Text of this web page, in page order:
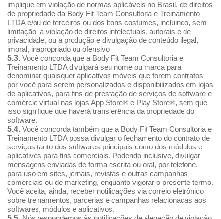
implique em violação de normas aplicáveis no Brasil, de direitos
de propriedade da Body Fit Team Consultoria e Treinamento
LTDA e/ou de terceiros ou dos bons costumes, incluindo, sem
limitação, a violação de direitos intelectuais, autorais e de
privacidade, ou a produção e divulgação de conteúdo ilegal,
imoral, inapropriado ou ofensivo
5.3. Você concorda que a Body Fit Team Consultoria e
Treinamento LTDA divulgará seu nome ou marca para
denominar quaisquer aplicativos móveis que forem contratos
por você para serem personalizados e disponibilizados em lojas
de aplicativos, para fins de prestação de serviços de software e
comércio virtual nas lojas App Store® e Play Store®, sem que
isso signifique que haverá transferência da propriedade do
software.
5.4. Você concorda também que a Body Fit Team Consultoria e
Treinamento LTDA possa divulgar o fechamento do contrato de
serviços tanto dos softwares principais como dos módulos e
aplicativos para fins comerciais. Podendo inclusive, divulgar
mensagens enviadas de forma escrita ou oral, por telefone,
para uso em sites, jornais, revistas e outras campanhas
comerciais ou de marketing, enquanto vigorar o presente termo.
Você aceita, ainda, receber notificações via correio eletrônico
sobre treinamentos, parcerias e campanhas relacionadas aos
softwares, módulos e aplicativos.